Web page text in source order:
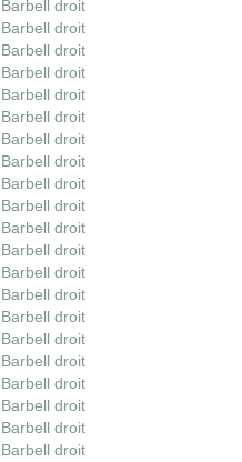
Barbell droit
Barbell droit
Barbell droit
Barbell droit
Barbell droit
Barbell droit
Barbell droit
Barbell droit
Barbell droit
Barbell droit
Barbell droit
Barbell droit
Barbell droit
Barbell droit
Barbell droit
Barbell droit
Barbell droit
Barbell droit
Barbell droit
Barbell droit
Barbell droit